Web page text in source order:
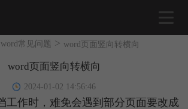
word常见问题 > word页面竖向转横向
word页面竖向转横向
2024-01-02 14:56:46
工作时，难免会遇到部分页面要改成